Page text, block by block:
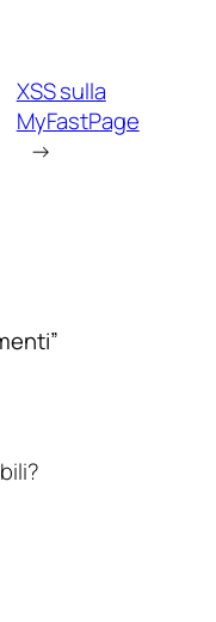
XSS sulla
MyFastPage
→